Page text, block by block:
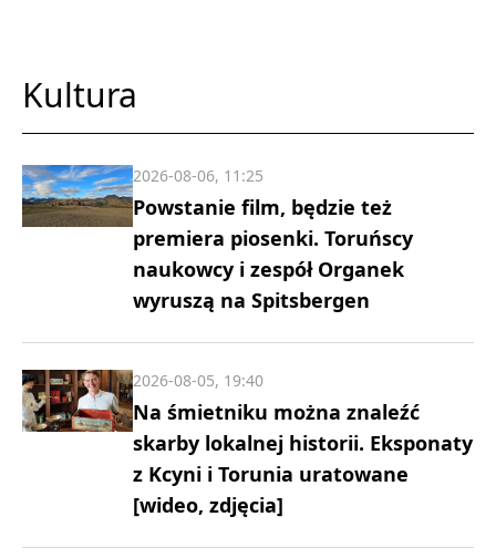
Kultura
Powstanie film, będzie też
premiera piosenki. Toruńscy
naukowcy i zespół Organek
wyruszą na Spitsbergen
2026-08-06, 11:25
Na śmietniku można znaleźć
skarby lokalnej historii. Eksponaty
z Kcyni i Torunia uratowane
[wideo, zdjęcia]
2026-08-05, 19:40